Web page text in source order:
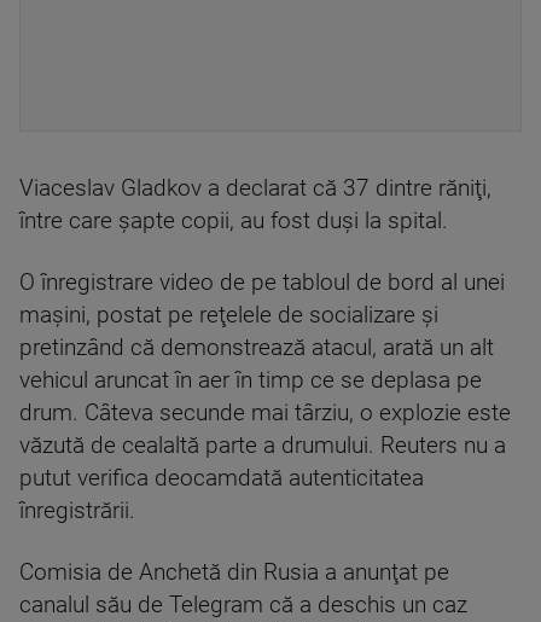
Viaceslav Gladkov a declarat că 37 dintre răniţi,
între care şapte copii, au fost duşi la spital.
O înregistrare video de pe tabloul de bord al unei
maşini, postat pe reţelele de socializare şi
pretinzând că demonstrează atacul, arată un alt
vehicul aruncat în aer în timp ce se deplasa pe
drum. Câteva secunde mai târziu, o explozie este
văzută de cealaltă parte a drumului. Reuters nu a
putut verifica deocamdată autenticitatea
înregistrării.
Comisia de Anchetă din Rusia a anunţat pe
canalul său de Telegram că a deschis un caz